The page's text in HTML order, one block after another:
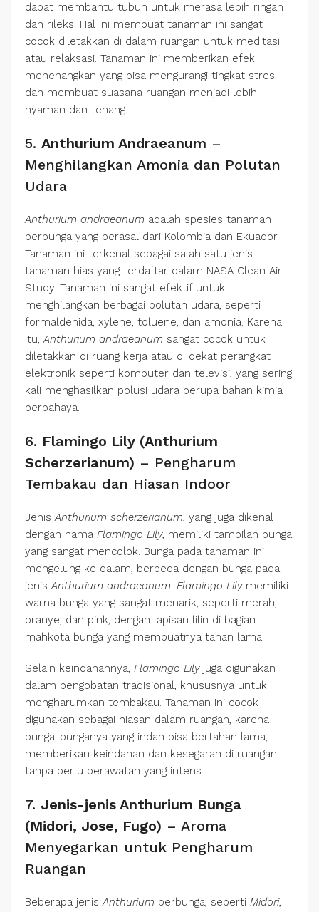
dapat membantu tubuh untuk merasa lebih ringan
dan rileks. Hal ini membuat tanaman ini sangat
cocok diletakkan di dalam ruangan untuk meditasi
atau relaksasi. Tanaman ini memberikan efek
menenangkan yang bisa mengurangi tingkat stres
dan membuat suasana ruangan menjadi lebih
nyaman dan tenang.
5. Anthurium Andraeanum –
Menghilangkan Amonia dan Polutan
Udara
Anthurium andraeanum adalah spesies tanaman
berbunga yang berasal dari Kolombia dan Ekuador.
Tanaman ini terkenal sebagai salah satu jenis
tanaman hias yang terdaftar dalam NASA Clean Air
Study. Tanaman ini sangat efektif untuk
menghilangkan berbagai polutan udara, seperti
formaldehida, xylene, toluene, dan amonia. Karena
itu,Anthurium andraeanum sangat cocok untuk
diletakkan di ruang kerja atau di dekat perangkat
elektronik seperti komputer dan televisi, yang sering
kali menghasilkan polusi udara berupa bahan kimia
berbahaya.
6. Flamingo Lily (Anthurium
Scherzerianum) – Pengharum
Tembakau dan Hiasan Indoor
JenisAnthurium scherzerianum, yang juga dikenal
dengan nama Flamingo Lily, memiliki tampilan bunga
yang sangat mencolok. Bunga pada tanaman ini
mengelung ke dalam, berbeda dengan bunga pada
jenisAnthurium andraeanum. Flamingo Lilymemiliki
warna bunga yang sangat menarik, seperti merah,
oranye, dan pink, dengan lapisan lilin di bagian
mahkota bunga yang membuatnya tahan lama.
Selain keindahannya, Flamingo Lilyjuga digunakan
dalam pengobatan tradisional, khususnya untuk
mengharumkan tembakau. Tanaman ini cocok
digunakan sebagai hiasan dalam ruangan, karena
bunga-bunganya yang indah bisa bertahan lama,
memberikan keindahan dan kesegaran di ruangan
tanpa perlu perawatan yang intens.
7. Jenis-jenis Anthurium Bunga
(Midori, Jose, Fugo) – Aroma
Menyegarkan untuk Pengharum
Ruangan
Beberapa jenisAnthurium berbunga, seperti Midori,